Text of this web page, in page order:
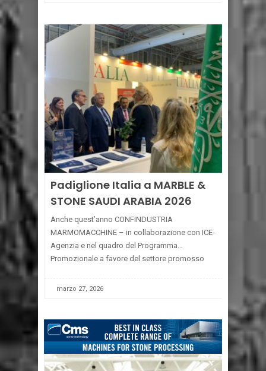
Padiglione Italia a MARBLE &
STONE SAUDI ARABIA 2026
Anche quest’anno CONFINDUSTRIA
MARMOMACCHINE – in collaborazione con ICE-
Agenzia e nel quadro del Programma
Promozionale a favore del settore promosso
degli Affari Esteri e della Cooperazione
marzo 27, 2026